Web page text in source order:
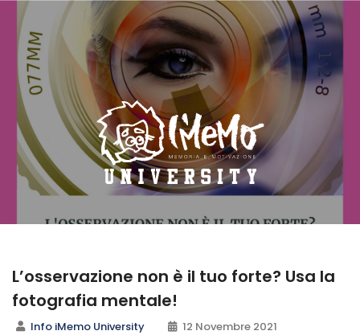
L’osservazione non è il tuo forte? Usa la
fotografia mentale!
Info iMemo University
12 Novembre 2021